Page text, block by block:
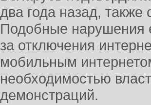
два года назад,
Подобные нарушения
за отключения
мобильным
необходимостью
демонстраций.